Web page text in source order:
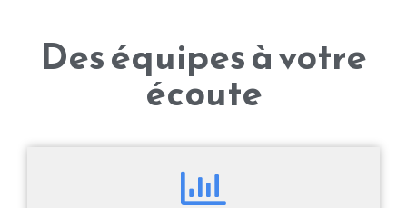
Des équipes à votre
écoute